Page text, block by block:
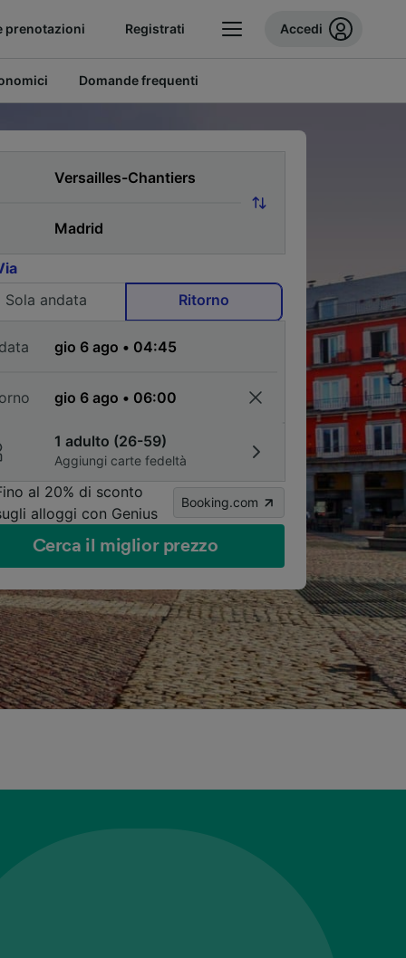
prenotazioni Registrati Accedi
Domande frequenti
Sola andata
Ritorno
1 adulto (26-59)
Aggiungi carte fedeltà
al 20% di sconto
alloggi con Genius
Booking.com
Cerca il miglior prezzo